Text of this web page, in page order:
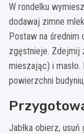
W rondelku
dodawaj zimne
Postaw na średnim
zgęstnieje. Zdejmij
mieszając) i
powierzchni
Jabłka obierz,